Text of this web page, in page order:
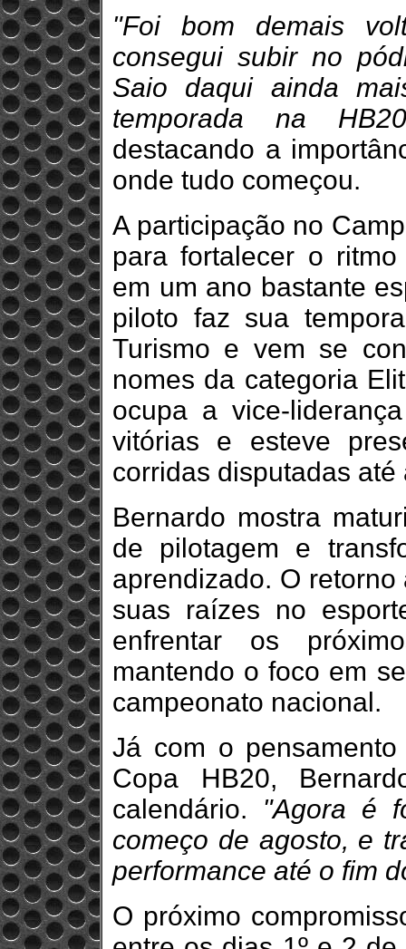
"Foi bom demais
consegui subir no
Saio daqui ainda
temporada na
destacando a
onde tudo começou.
A participação no
para fortalecer o
em um ano bastante
piloto faz sua
Turismo e vem se
nomes da categoria
ocupa a vice-
vitórias e esteve
corridas disputadas até
Bernardo mostra
de pilotagem e
aprendizado. O
suas raízes no
enfrentar os
mantendo o foco em
campeonato nacional.
Já com o
Copa HB20,
calendário. "Agora é
começo de agosto, e
performance até o fim
O próximo